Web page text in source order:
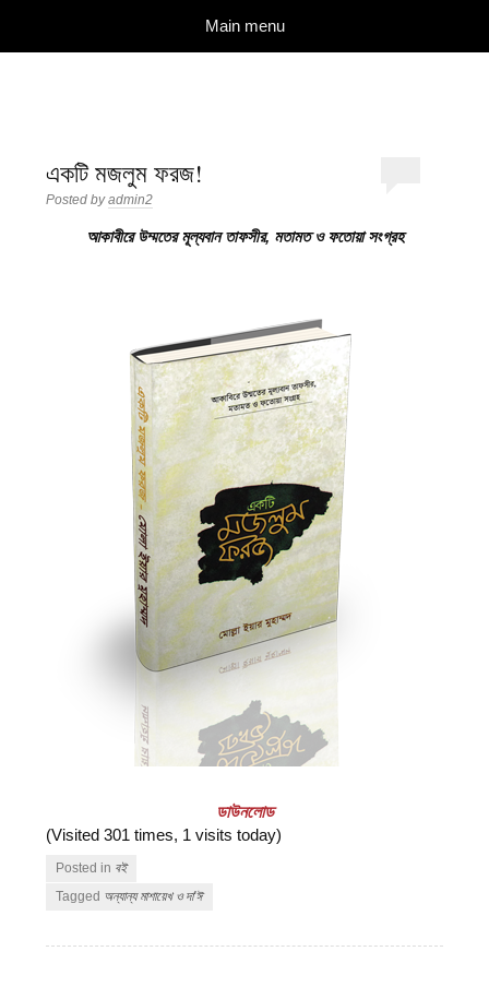
Main menu
একটি মজলুম ফরজ!
Posted byadmin2
আকাবীরে উম্মতের মূল্যবান তাফসীর, মতামত ও ফতোয়া সংগ্রহ
ডাউনলোড
(Visited 301 times, 1 visits today)
Posted in বই
Tagged অন্যান্য মাশায়েখ ও দা'ঈ